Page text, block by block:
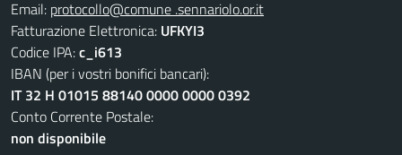
Email: protocollo@comune .sennariolo.or.it
Fatturazione Elettronica: UFKYI3
Codice IPA:c_i613
IBAN (per i vostri bonifici bancari):
IT 32 H 01015 88140 0000 0000 0392
Conto Corrente Postale:
non disponibile